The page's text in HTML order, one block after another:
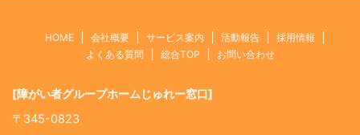
HOME 会社概要 サービス案内 活動報告
採用情報
よくある質問
総合TOP お問い合わせ
[障がい者グループホームじゅれー窓口]
〒345-0823